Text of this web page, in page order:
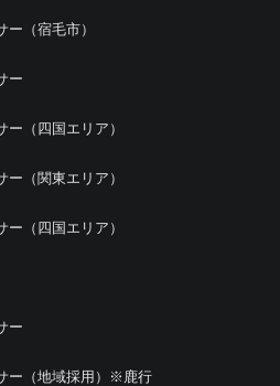
ー（宿毛市）
ー
ー（四国エリア）
ー（関東エリア）
ー（四国エリア）
ー
ー（地域採用）※鹿行